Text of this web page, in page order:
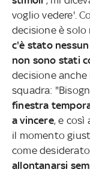
voglio vedere'.
decisione è
c'è stato
non sono stati
decisione
squadra:
finestra
a vincere, e così
il momento
come
allontanarsi